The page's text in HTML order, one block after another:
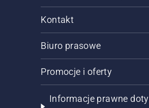
Kontakt
Biuro prasowe
Promocje i oferty
Informacje prawne